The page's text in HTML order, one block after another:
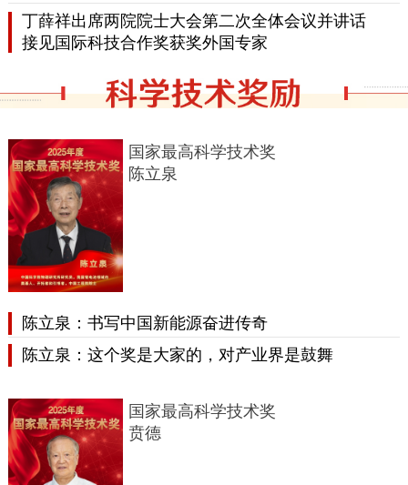
丁薛祥出席两院院士大会第二次全体会议并讲话
接见国际科技合作奖获奖外国专家
国家最高科学技术奖
陈立泉
陈立泉：书写中国新能源奋进传奇
陈立泉：这个奖是大家的，对产业界是鼓舞
国家最高科学技术奖
贲德